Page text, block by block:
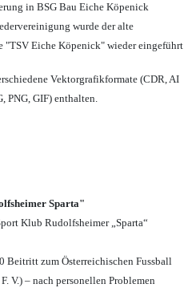
in BSG Bau Eiche Köpenick
wurde der alte
"TSV Eiche Köpenick" wieder eingeführt
Vektorgrafikformate (CDR, AI
PNG, GIF) enthalten.
Sparta"
Klub Rudolfsheimer „Sparta“
Beitritt zum Österreichischen Fussball
V.) – nach personellen Problemen